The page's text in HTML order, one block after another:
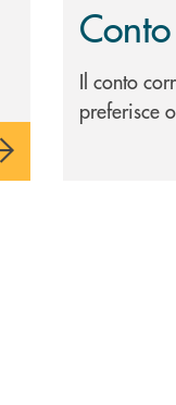
Il conto
preferisce